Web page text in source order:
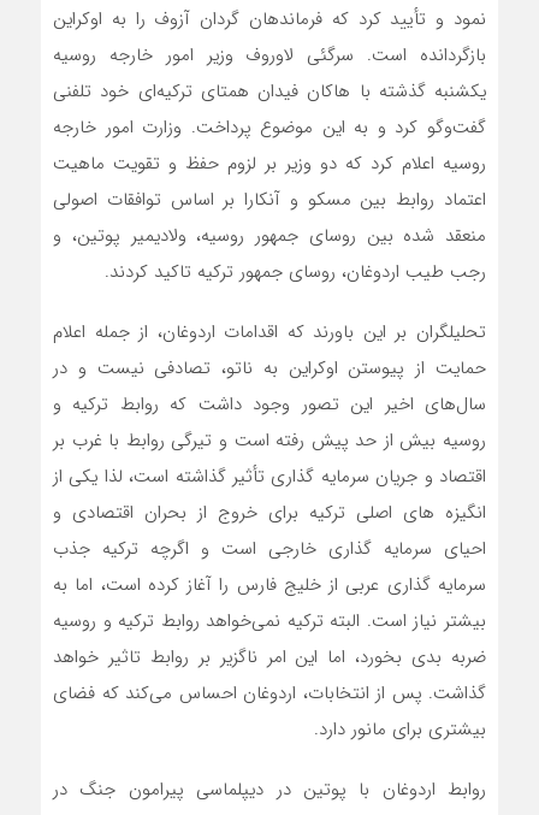
نمود و تأیید کرد که فرماندهان گردان آزوف را به اوکراین
بازگردانده است. سرگئی لاوروف وزیر امور خارجه روسیه
یکشنبه گذشته با هاکان فیدان همتای ترکیه‌ای خود تلفنی
گفت‌وگو کرد و به این موضوع پرداخت. وزارت امور خارجه
روسیه اعلام کرد که دو وزیر بر لزوم حفظ و تقویت ماهیت
اعتماد روابط بین مسکو و آنکارا بر اساس توافقات اصولی
منعقد شده بین روسای جمهور روسیه، ولادیمیر پوتین، و
رجب طیب اردوغان، روسای جمهور ترکیه تاکید کردند.
تحلیلگران بر این باورند که اقدامات اردوغان، از جمله اعلام
حمایت از پیوستن اوکراین به ناتو، تصادفی نیست و در
سال‌های اخیر این تصور وجود داشت که روابط ترکیه و
روسیه بیش از حد پیش رفته است و تیرگی روابط با غرب بر
اقتصاد و جریان سرمایه گذاری تأثیر گذاشته است، لذا یکی از
انگیزه های اصلی ترکیه برای خروج از بحران اقتصادی و
احیای سرمایه گذاری خارجی است و اگرچه ترکیه جذب
سرمایه گذاری عربی از خلیج فارس را آغاز کرده است، اما به
بیشتر نیاز است. البته ترکیه نمی‌خواهد روابط ترکیه و روسیه
ضربه بدی بخورد، اما این امر ناگزیر بر روابط تاثیر خواهد
گذاشت. پس از انتخابات، اردوغان احساس می‌کند که فضای
بیشتری برای مانور دارد.
روابط اردوغان با پوتین در دیپلماسی پیرامون جنگ در